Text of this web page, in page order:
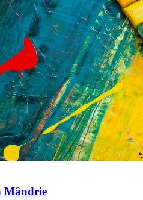
Mândrie